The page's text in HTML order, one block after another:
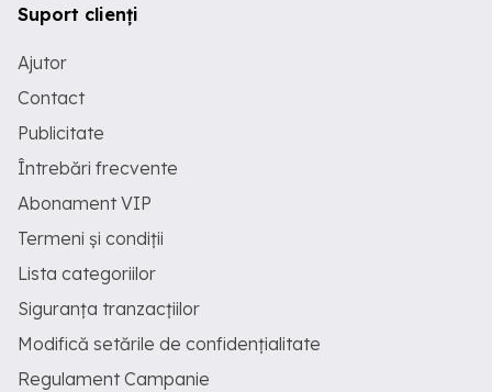
Suport clienți
Ajutor
Contact
Publicitate
Întrebări frecvente
Abonament VIP
Termeni și condiții
Lista categoriilor
Siguranța tranzacțiilor
Modifică setările de confidențialitate
Regulament Campanie